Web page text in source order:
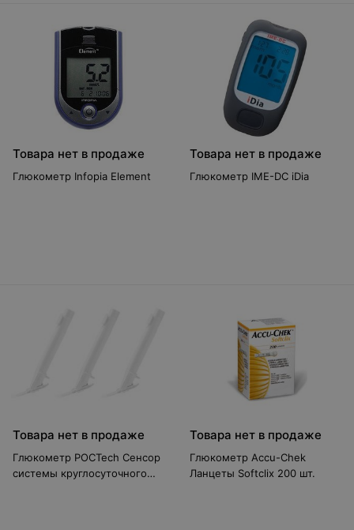
Товара нет в продаже
Глюкометр Infopia Element
Товара нет в продаже
Глюкометр IME-DC iDiа
Товара нет в продаже
Глюкометр POCTech Сенсор
системы круглосуточного
Товара нет в продаже
Глюкометр Accu-Chek
Ланцеты Softclix 200 шт.